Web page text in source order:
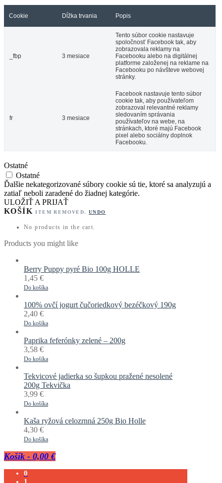
Cookie Dĺžka trvania Popis
_fbp 3 mesiace
Tento súbor cookie nastavuje
spoločnosť Facebook tak, aby
zobrazovala reklamy na
Facebooku alebo na digitálnej
platforme založenej na reklame na
Facebooku po návšteve webovej
stránky.
fr 3 mesiace
Facebook nastavuje tento súbor
cookie tak, aby používateľom
zobrazoval relevantné reklamy
sledovaním správania
používateľov na webe, na
stránkach, ktoré majú Facebook
pixel alebo sociálny doplnok
Facebooku.
Ostatné
Ostatné
Ďalšie nekategorizované súbory cookie sú tie, ktoré sa analyzujú a
zatiaľ neboli zaradené do žiadnej kategórie.
ULOŽIŤ A PRIJAŤ
KOŠÍKITEM REMOVED.UNDO
No products in the cart.
Products you might like
Berry Puppy pyré Bio 100g HOLLE
1,45 €
Do košíka
100% ovčí jogurt čučoriedkový bezéčkový 190g
2,40 €
Do košíka
Paprika feferónky zelené – 200g
3,58 €
Do košíka
Tekvicové jadierka so šupkou pražené nesolené
200g Tekvička
3,99 €
Do košíka
Kaša ryžová celozrnná 250g Bio Holle
4,30 €
Do košíka
Košík - 0,00 €
0